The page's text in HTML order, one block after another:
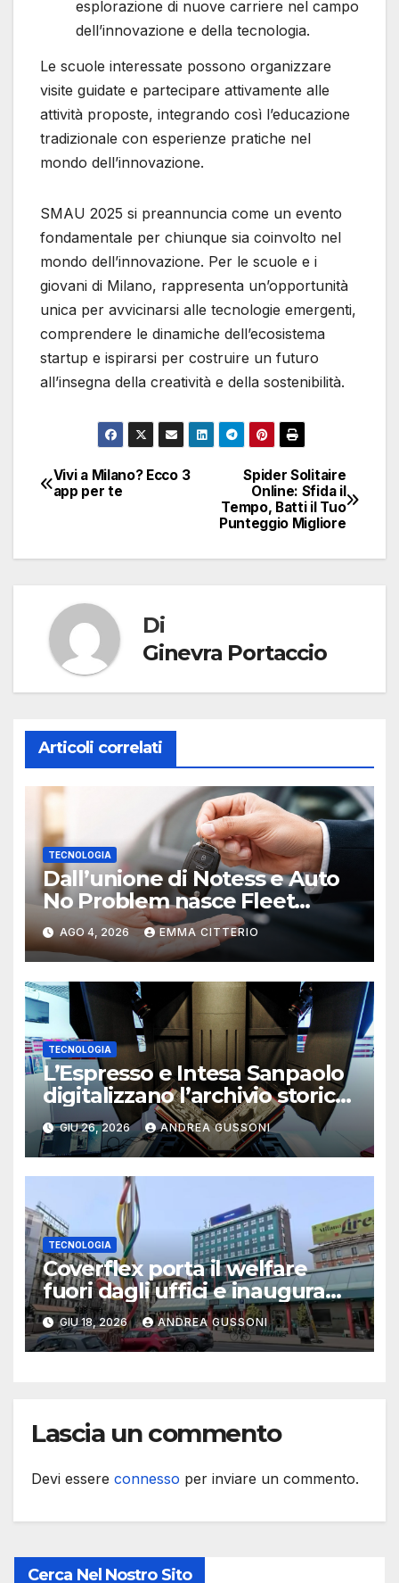
esplorazione di nuove carriere nel campo
dell’innovazione e della tecnologia.
Le scuole interessate possono organizzare
visite guidate e partecipare attivamente alle
attività proposte, integrando così l’educazione
tradizionale con esperienze pratiche nel
mondo dell’innovazione.
SMAU 2025 si preannuncia come un evento
fondamentale per chiunque sia coinvolto nel
mondo dell’innovazione. Per le scuole e i
giovani di Milano, rappresenta un’opportunità
unica per avvicinarsi alle tecnologie emergenti,
comprendere le dinamiche dell’ecosistema
startup e ispirarsi per costruire un futuro
all’insegna della creatività e della sostenibilità.
Navigazione
Spider Solitaire
Online: Sfida il
Tempo, Batti il ​​Tuo
Punteggio Migliore
Vivi a Milano? Ecco 3
app per te
Di
Ginevra Portaccio
Articoli correlati
TECNOLOGIA
Dall’unione di Notess e Auto
No Problem nasce Fleet
Specialist
AGO 4, 2026 EMMA CITTERIO
TECNOLOGIA
L’Espresso e Intesa Sanpaolo
digitalizzano l’archivio storico
del settimanale
GIU 26, 2026 ANDREA GUSSONI
TECNOLOGIA
Coverflex porta il welfare
fuori dagli uffici e inaugura
“The Flex Hub” a Milano
Cadorna
GIU 18, 2026 ANDREA GUSSONI
Lascia un commento
Devi essere connesso per inviare un commento.
Cerca Nel Nostro Sito